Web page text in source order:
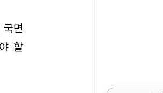
면
할